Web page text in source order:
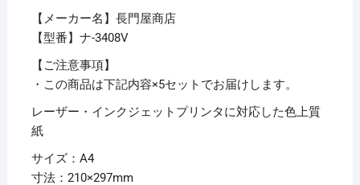
個【メーカー名】長門屋商店
【型番】ナ-3408V
【ご注意事項】
・この商品は下記内容×5セットでお届けします。
レーザー・インクジェットプリンタに対応した色上質
紙
サイズ：A4
寸法：210×297mm